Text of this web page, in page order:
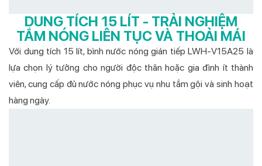
DUNG TÍCH 15 LÍT - TRẢI NGHIỆM
TẮM NÓNG LIÊN TỤC VÀ THOẢI MÁI
Với dung tích 15 lít, bình nước nóng gián tiếp LWH-V15A25 là
lựa chọn lý tưởng cho người độc thân hoặc gia đình ít thành
viên, cung cấp đủ nước nóng phục vụ nhu tắm gội và sinh hoạt
hàng ngày.